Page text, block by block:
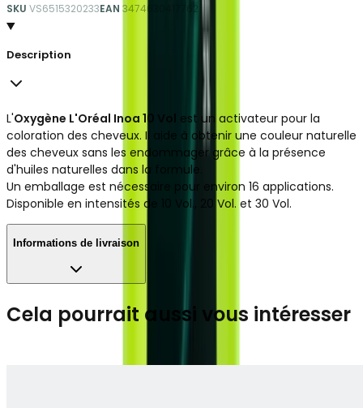
SKU VS6515320233EAN 3474630417762
Description
L'Oxygène L'Oréal Inoa 10 Vol
est un activateur pour la
coloration des cheveux. Il aide à obtenir une couleur naturelle
des cheveux sans les endommager grâce à la présence
d'huiles naturelles dans la formule.
Un emballage est nécessaire pour environ 16 applications.
Disponible en intensités de 10 Vol., 20 Vol. et 30 Vol.
Informations de livraison
Cela pourrait aussi vous intéresser